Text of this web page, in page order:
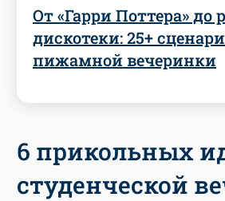
От «Гарри Поттера» до
дискотеки: 25+
пижамной вечеринки
6 прикольных
студенческой